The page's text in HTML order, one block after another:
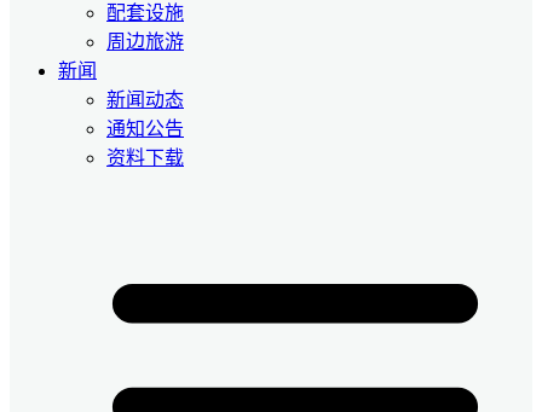
配套设施
周边旅游
新闻
新闻动态
通知公告
资料下载